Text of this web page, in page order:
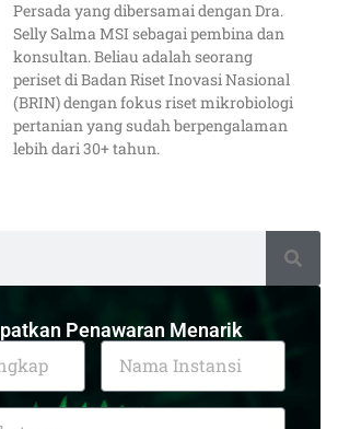
Persada yang dibersamai dengan Dra.
Selly Salma MSI sebagai pembina dan
konsultan. Beliau adalah seorang
periset di Badan Riset Inovasi Nasional
(BRIN) dengan fokus riset mikrobiologi
pertanian yang sudah berpengalaman
lebih dari 30+ tahun.
Penawaran Menarik